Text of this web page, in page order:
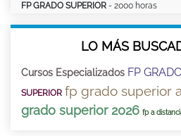
FP GRADO SUPERIOR - 2000 horas
LO MÁS
Cursos Especializados FP
SUPERIOR fp grado superior
grado superior 2026 fp a